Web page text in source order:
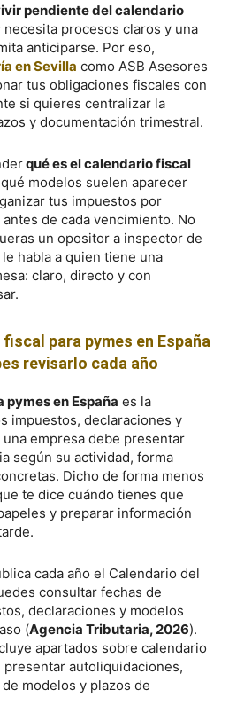
pendiente del calendario
necesita procesos claros y una
anticiparse. Por eso,
en Sevilla como ASB Asesores
tus obligaciones fiscales con
si quieres centralizar la
y documentación trimestral.
qué es el calendario fiscal
modelos suelen aparecer
tus impuestos por
de cada vencimiento. No
un opositor a inspector de
habla a quien tiene una
claro, directo y con
para pymes en España
revisarlo cada año
en España es la
impuestos, declaraciones y
empresa debe presentar
según su actividad, forma
Dicho de forma menos
te dice cuándo tienes que
y preparar información
cada año el Calendario del
consultar fechas de
declaraciones y modelos
(Agencia Tributaria, 2026).
apartados sobre calendario
autoliquidaciones,
modelos y plazos de